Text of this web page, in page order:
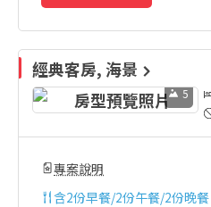
經典客房, 海景
5
專案說明
含2份早餐/2份午餐/2份晚餐